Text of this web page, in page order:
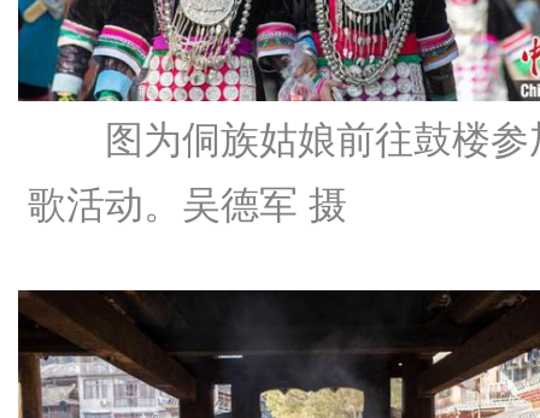
图为侗族姑娘前往鼓楼参
歌活动。吴德军 摄